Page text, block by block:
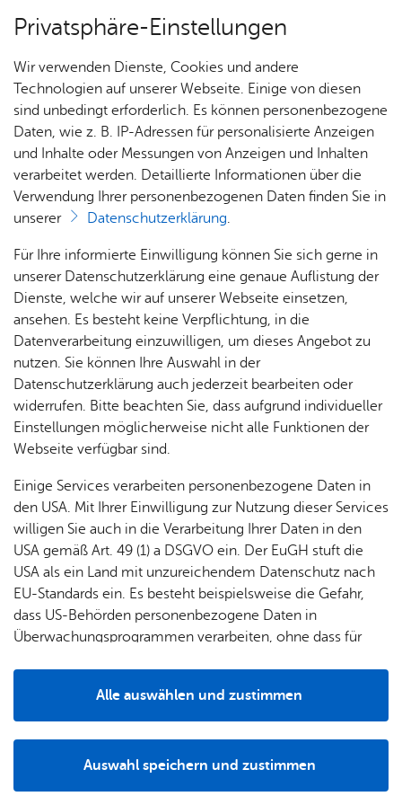
Früh­för­de­rung
Schu­le
Schul­so­zi­al­ar­beit
Kooperationspartner der Tannenhag-Schule und
eine Einrichtung der Jugendhilfe.
Schülerinnen und Schüler haben die Möglichkeit, uns als
neutrale Vertrauenspersonen bei Fragen oder individuellen
Problemlagen aufzusuchen. Dies können z.B.
Schulschwierigkeiten, Probleme im persönlichen Bereich
oder auch Konflikte mit Mitschülern, Freunden, Familie
Für Eltern dienen wir als neutrale Ansprechpartner an der
Schule. Diese können sich jederzeit bei Fragen und
Problemen rund um Schule, Familie und Kind an uns
wenden.
Lehrerinnen und Lehrer unterstützen wir gerne beratend
und durch Klassenprojekte beispielsweise bei schwierigen
Klassenstrukturen und Konflikten.
Schulsozialarbeiter und Schulsozialarbeiterinnen
unterliegen wir der Schweigepflicht.
Schulsozialarbeit versteht sich als Schnittstelle zwischen
Schülerinnen und Schülern, Lehrkräften, Eltern und
Privatsphäre-Einstellungen
Wir verwenden Dienste, Cookies und andere
Technologien auf unserer Webseite. Einige von diesen
sind unbedingt erforderlich. Es können personenbezogene
Daten, wie z. B. IP-Adressen für personalisierte Anzeigen
und Inhalte oder Messungen von Anzeigen und Inhalten
verarbeitet werden. Detaillierte Informationen über die
Verwendung Ihrer personenbezogenen Daten finden Sie in
unserer
Datenschutzerklärung.
Für Ihre informierte Einwilligung können Sie sich gerne in
unserer Datenschutzerklärung eine genaue Auflistung der
Dienste, welche wir auf unserer Webseite einsetzen,
ansehen. Es besteht keine Verpflichtung, in die
Datenverarbeitung einzuwilligen, um dieses Angebot zu
nutzen. Sie können Ihre Auswahl in der
Datenschutzerklärung auch jederzeit bearbeiten oder
widerrufen. Bitte beachten Sie, dass aufgrund individueller
Einstellungen möglicherweise nicht alle Funktionen der
Webseite verfügbar sind.
Einige Services verarbeiten personenbezogene Daten in
den USA. Mit Ihrer Einwilligung zur Nutzung dieser Services
willigen Sie auch in die Verarbeitung Ihrer Daten in den
USA gemäß Art. 49 (1) a DSGVO ein. Der EuGH stuft die
USA als ein Land mit unzureichendem Datenschutz nach
EU-Standards ein. Es besteht beispielsweise die Gefahr,
dass US-Behörden personenbezogene Daten in
Überwachungsprogrammen verarbeiten, ohne dass für
Auswahl speichern und zustimmen
Alle auswählen und zustimmen